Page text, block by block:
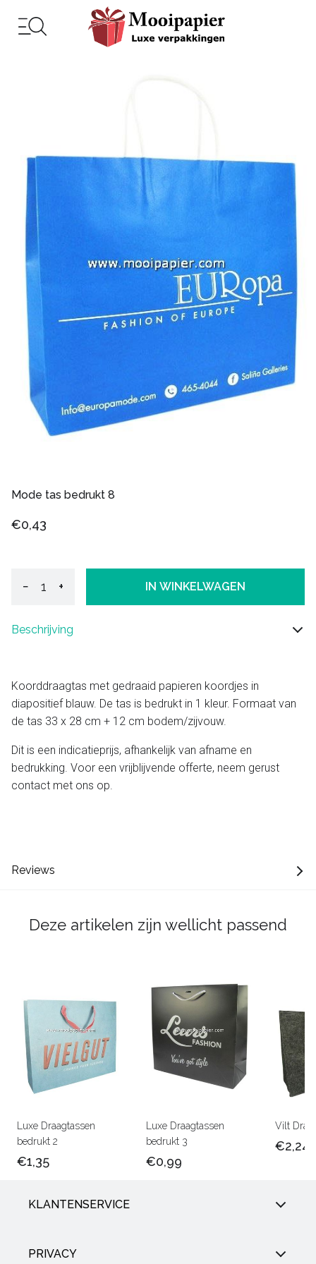
Mode tas bedrukt 8
€0,43
− + IN WINKELWAGEN
Beschrijving
Koorddraagtas met gedraaid papieren koordjes in
diapositief blauw. De tas is bedrukt in 1 kleur. Formaat van
de tas 33 x 28 cm + 12 cm bodem/zijvouw.
Dit is een indicatieprijs, afhankelijk van afname en
bedrukking. Voor een vrijblijvende offerte, neem gerust
contact met ons op.
Reviews
Deze artikelen zijn wellicht passend
Luxe Draagtassen
bedrukt 2
€1,35
Luxe Draagtassen
bedrukt 3
€0,99
Vilt
€2,24
KLANTENSERVICE
PRIVACY